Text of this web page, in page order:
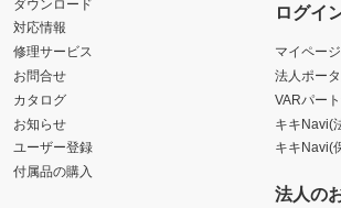
対応情報
修理サービス
お問合せ
カタログ
お知らせ
ユーザー登録
付属品の購入
ログイ
マイペー
法人ポー
VARパー
キキNavi(
キキNavi(
法人の